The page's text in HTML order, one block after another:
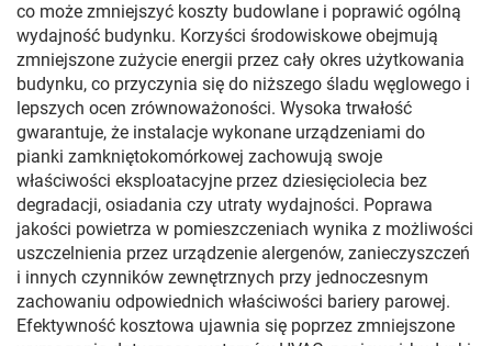
co może zmniejszyć koszty budowlane i poprawić ogólną
wydajność budynku. Korzyści środowiskowe obejmują
zmniejszone zużycie energii przez cały okres użytkowania
budynku, co przyczynia się do niższego śladu węglowego i
lepszych ocen zrównoważoności. Wysoka trwałość
gwarantuje, że instalacje wykonane urządzeniami do
pianki zamkniętokomórkowej zachowują swoje
właściwości eksploatacyjne przez dziesięciolecia bez
degradacji, osiadania czy utraty wydajności. Poprawa
jakości powietrza w pomieszczeniach wynika z możliwości
uszczelnienia przez urządzenie alergenów, zanieczyszczeń
i innych czynników zewnętrznych przy jednoczesnym
zachowaniu odpowiednich właściwości bariery parowej.
Efektywność kosztowa ujawnia się poprzez zmniejszone